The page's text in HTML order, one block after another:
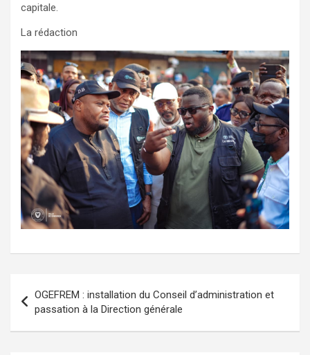
capitale.
La rédaction
de
l’article
OGEFREM : installation du Conseil d’administration et
passation à la Direction générale